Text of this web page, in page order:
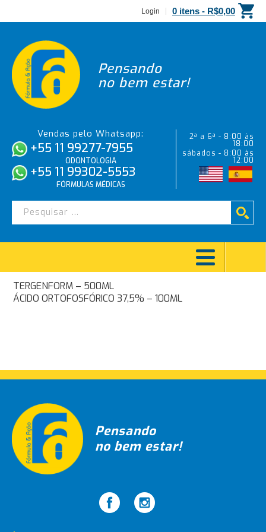
Login 0 itens - R$0,00
Pensando
no bem estar!
Vendas pelo Whatsapp:
+55 11 99277-7955
ODONTOLOGIA
+55 11 99302-5553
FÓRMULAS MÉDICAS
2ª a 6ª - 8:00 às
18:00
sábados - 8:00 às
12:00
TERGENFORM – 30 TUBETES
Navegação
TERGENFORM – 500ML
ÁCIDO ORTOFOSFÓRICO 37,5% – 100ML
Pensando
no bem estar!